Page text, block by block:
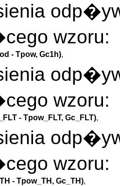
wzoru:
- Tpow, Gc1h),
wzoru:
- Tpow_FLT, Gc_FLT),
wzoru:
- Tpow_TH, Gc_TH),